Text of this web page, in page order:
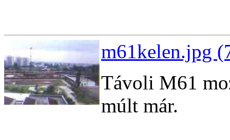
m61kelen.jpg
Távoli M61
múlt már.